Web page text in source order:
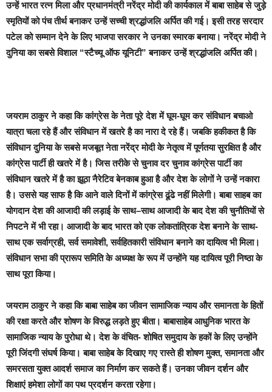
उन्हें भारत रत्न मिला और प्रधानमंत्री नरेंद्र मोदी की कार्यकाल में बाबा साहेब से जुड़े
स्मृतियों को पंच तीर्थ बनाकर उन्हें सच्ची श्रद्धांजलि अर्पित की गई। इसी तरह सरदार
पटेल को सम्मान देने के लिए भाजपा सरकार ने उनका स्मारक बनाया। नरेंद्र मोदी ने
दुनिया का सबसे विशाल “स्टैच्यू ऑफ यूनिटी” बनाकर उन्हें श्रद्धांजलि अर्पित की।
जयराम ठाकुर ने कहा कि कांग्रेस के नेता पूरे देश में घूम-घूम कर संविधान बचाओ
यात्रा चला रहे हैं और संविधान में खतरे है का नारा दे रहे हैं। जबकि हकीकत है कि
संविधान दुनिया के सबसे मजबूत नेता नरेंद्र मोदी के नेतृत्व में पूर्णतया सुरक्षित है और
कांग्रेस पार्टी ही खतरे में है। जिस तरीके से चुनाव दर चुनाव कांग्रेस पार्टी का
संविधान खतरे में है का झूठा नैरेटिव बेनकाब हुआ है और देश के लोगों ने उन्हें नकारा
है। उससे यह साफ है कि आने वाले दिनों में कांग्रेस ढूंढे नहीं मिलेगी। बाबा साहब का
योगदान देश की आजादी की लड़ाई के साथ–साथ आजादी के बाद देश की चुनौतियों से
निपटने में भी रहा। आजादी के बाद भारत को एक लोकतांत्रिक देश बनाने के साथ-
साथ एक सर्वाग्रही, सर्व समावेशी, सर्वहितकारी संविधान बनाने का दायित्व भी मिला।
संविधान सभा की प्रारूप समिति के अध्यक्ष के रूप में उन्होंने यह दायित्व पूरी निष्ठा के
साथ पूरा किया।
जयराम ठाकुर ने कहा कि बाबा साहेब का जीवन सामाजिक न्याय और समानता के हितों
की रक्षा करते और शोषण के विरुद्ध लड़ते हुए बीता। बाबासाहेब आधुनिक भारत के
सामाजिक न्याय के पुरोधा थे। देश के वंचित- शोषित समुदाय के हकों के लिए उन्होंने
पूरी जिंदगी संघर्ष किया। बाबा साहेब के दिखाए गए रास्ते ही शोषण मुक्त, समानता और
समरसता युक्त आदर्श समाज का निर्माण कर सकते हैं। उनका जीवन दर्शन और
शिक्षाएं हमेशा लोगों का पथ प्रदर्शन करता रहेगा।